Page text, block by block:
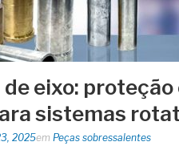
eixo: proteção
sistemas
2025em Peças sobressalentes